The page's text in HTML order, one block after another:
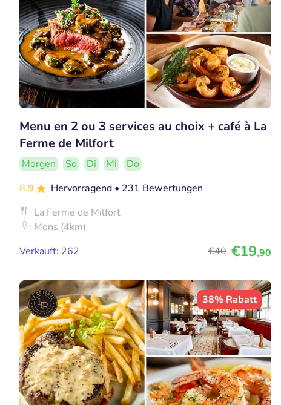
Menu en 2 ou 3 services au choix + café à La
Ferme de Milfort
Morgen So Di Mi
Do
8.9
Hervorragend • 231 Bewertungen
La Ferme de Milfort
Mons (4km)
Verkauft: 262
€40 €19,90
38% Rabatt